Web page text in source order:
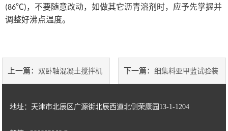
(86℃)，不要随意改动，如做其它沥青溶剂时，应予先掌握并
调整好沸点温度。
上一篇： 双卧轴混凝土搅拌机 下一篇： 细集料亚甲蓝试验装
地址：天津市北辰区广源街北辰西道北侧荣康园13-1-1204